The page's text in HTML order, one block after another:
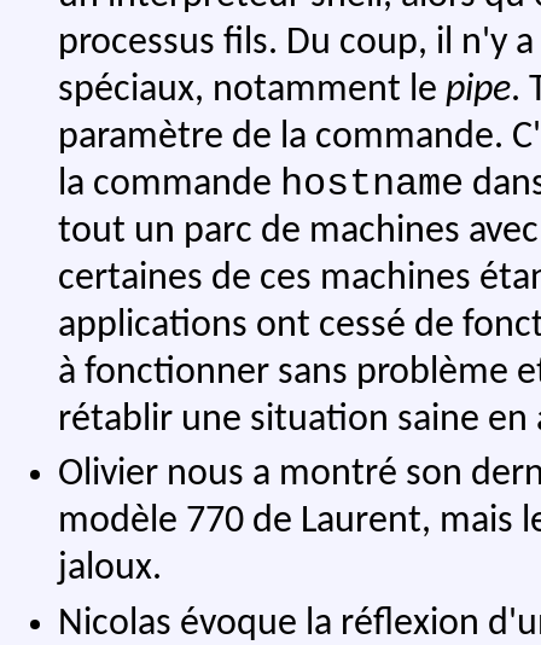
processus fils. Du coup, il n'y
spéciaux, notamment le pipe.
paramètre de la commande.
la commande hostname
tout un parc de machines
certaines de ces machines
applications ont cessé de
à fonctionner sans problème
rétablir une situation saine
Olivier nous a montré son
modèle 770 de Laurent, mais
jaloux.
Nicolas évoque la réflexion